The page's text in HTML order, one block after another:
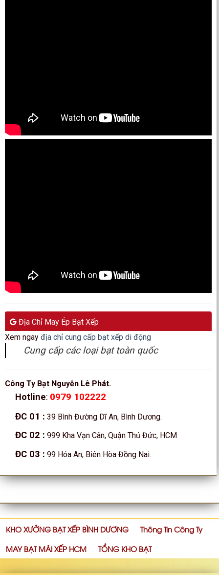
Địa Chỉ May Ép Bạt Xếp
Xem ngay địa chỉ cung cấp bạt xếp di động
Cung cấp các loại bạt toàn quốc
Công Ty Bạt Nguyễn Lê Phát.
Hotline: 0979 102222
ĐC 01 : 39 Bình Đường Dĩ An, Bình Dương.
ĐC 02 : 999 Kha Vạn Cân, Quận Thủ Đức, HCM
ĐC 03 : 99 Hóa An, Biên Hòa Đồng Nai.
KHO XƯỞNG BẠT XẾP BÌNH DƯƠNG
Thông Tin Công Ty
MAY BẠT MÁI XẾP HCM
TỔNG KHO BẠT